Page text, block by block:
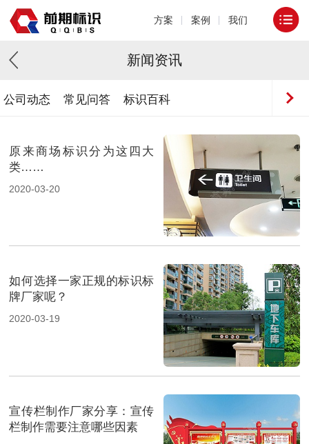
方案 案例 我们
新闻资讯
公司动态 常见问答 标识百科
原来商场标识分为这四大
类……
2020-03-20
如何选择一家正规的标识标
牌厂家呢？
2020-03-19
宣传栏制作厂家分享：宣传
栏制作需要注意哪些因素